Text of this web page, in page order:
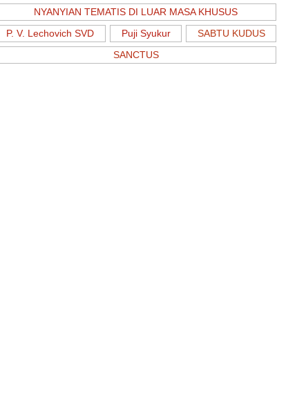
NYANYIAN TEMATIS DI LUAR MASA KHUSUS
P. V. Lechovich SVD
Puji Syukur
SABTU KUDUS
SANCTUS